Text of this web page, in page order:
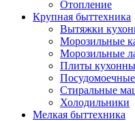
Отопление
Крупная быттехника
Вытяжки
Морозильные
Морозильные
Плиты
Стиральные
Холодильники
Мелкая быттехника